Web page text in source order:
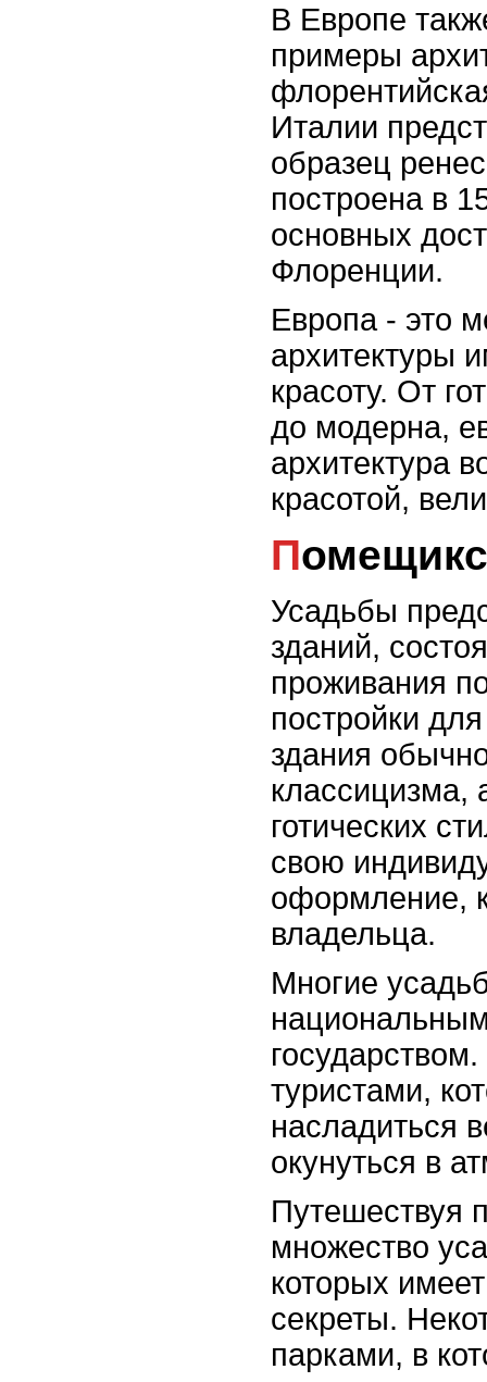
В Европе
примеры
Италии
образец
построена в
основных
Флоренции.
Европа - это
архитектуры
красоту. От
до модерна,
архитектура
красотой,
Усадьбы
зданий,
проживания
постройки
здания
классицизма,
готических
свою
оформление,
владельца.
Многие
туристами,
насладиться
окунуться в
Путешествуя
множество
которых
секреты.
парками, в